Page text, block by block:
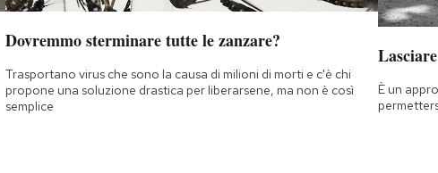
Dovremmo sterminare tutte le zanzare?
Trasportano virus che sono la causa di milioni di morti e c'è chi
propone una soluzione drastica per liberarsene, ma non è così
semplice
È un